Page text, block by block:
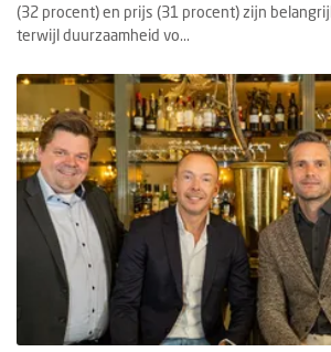
(32 procent) en prijs (31 procent) zijn
terwijl duurzaamheid vo...